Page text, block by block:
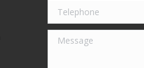
Telephone
Message